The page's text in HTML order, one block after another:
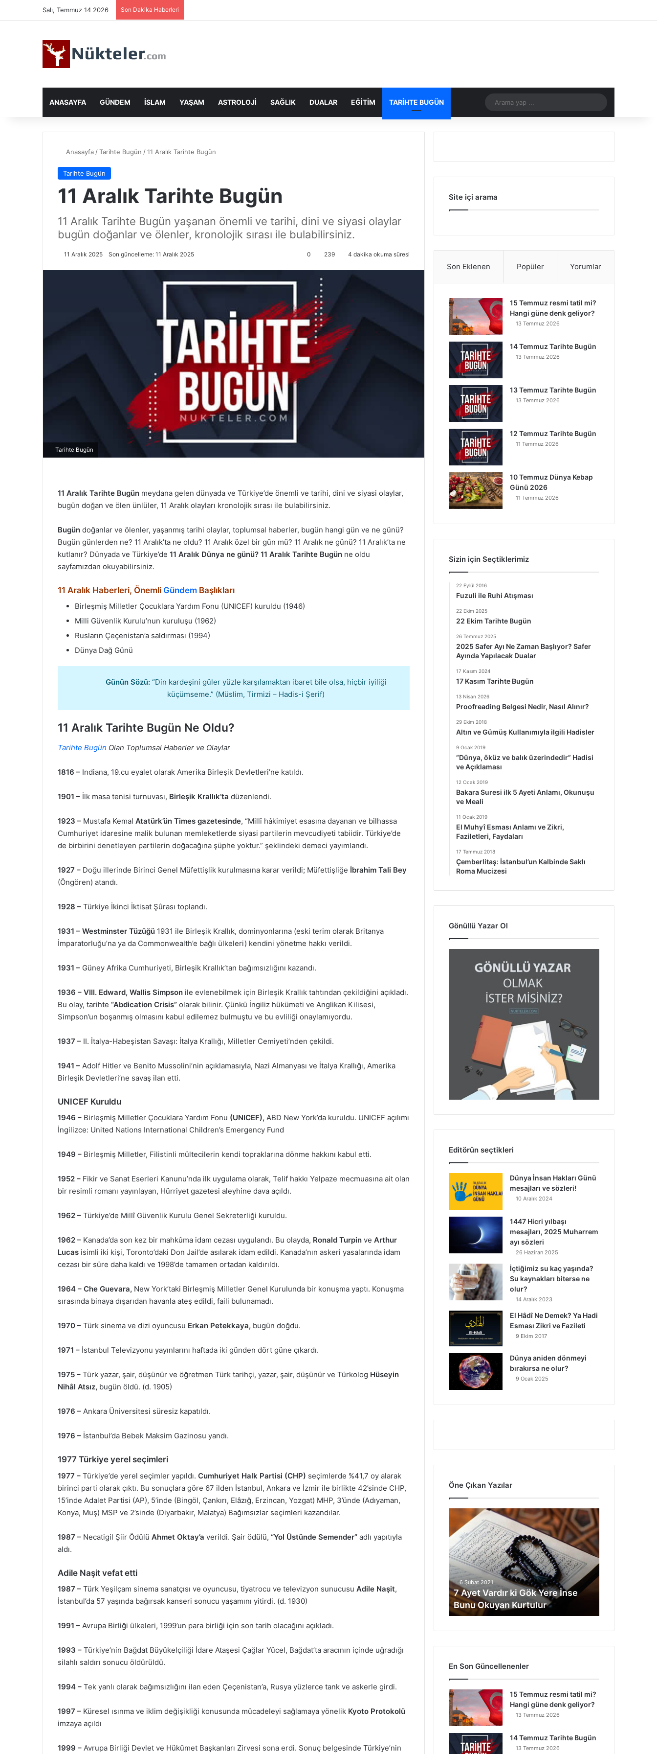
Salı, Temmuz 14 2026 Son Dakika Haberleri
ANASAYFA GÜNDEM İSLAM YAŞAM ASTROLOJI SAĞLIK DUALAR EĞITIM TARIHTE BUGÜN
yap
Anasayfa /Tarihte Bugün /11 Aralık Tarihte Bugün
Tarihte Bugün
11 Aralık Tarihte Bugün
11 Aralık Tarihte Bugün yaşanan önemli ve tarihi, dini ve siyasi olaylar
bugün doğanlar ve ölenler, kronolojik sırası ile bulabilirsiniz.
11 Aralık 2025 Son güncelleme: 11 Aralık 2025 0 239 4 dakika okuma süresi
Tarihte Bugün
11 Aralık Tarihte Bugün meydana gelen dünyada ve Türkiye’de önemli ve tarihi, dini ve siyasi olaylar,
bugün doğan ve ölen ünlüler, 11 Aralık olayları kronolojik sırası ile bulabilirsiniz.
Bugün doğanlar ve ölenler, yaşanmış tarihi olaylar, toplumsal haberler, bugün hangi gün ve ne günü?
Bugün günlerden ne? 11 Aralık’ta ne oldu? 11 Aralık özel bir gün mü? 11 Aralık ne günü? 11 Aralık’ta ne
kutlanır? Dünyada ve Türkiye’de 11 Aralık Dünya ne günü? 11 Aralık Tarihte Bugün ne oldu
sayfamızdan okuyabilirsiniz.
11 Aralık Haberleri, Önemli Gündem Başlıkları
Birleşmiş Milletler Çocuklara Yardım Fonu (UNICEF) kuruldu (1946)
Milli Güvenlik Kurulu’nun kuruluşu (1962)
Rusların Çeçenistan’a saldırması (1994)
Dünya Dağ Günü
Günün Sözü: “Din kardeşini güler yüzle karşılamaktan ibaret bile olsa, hiçbir iyiliği
küçümseme.” (Müslim, Tirmizi – Hadis-i Şerif)
11 Aralık Tarihte Bugün Ne Oldu?
Tarihte Bugün Olan Toplumsal Haberler ve Olaylar
1816 – Indiana, 19.cu eyalet olarak Amerika Birleşik Devletleri’ne katıldı.
1901 – İlk masa tenisi turnuvası, Birleşik Krallık’ta düzenlendi.
1923 – Mustafa Kemal Atatürk’ün Times gazetesinde, “Millî hâkimiyet esasına dayanan ve bilhassa
Cumhuriyet idaresine malik bulunan memleketlerde siyasi partilerin mevcudiyeti tabiidir. Türkiye’de
de birbirini denetleyen partilerin doğacağına şüphe yoktur.” şeklindeki demeci yayımlandı.
1927 – Doğu illerinde Birinci Genel Müfettişlik kurulmasına karar verildi; Müfettişliğe İbrahim Tali Bey
(Öngören) atandı.
1928 – Türkiye İkinci İktisat Şûrası toplandı.
1931 – Westminster Tüzüğü 1931 ile Birleşik Krallık, dominyonlarına (eski terim olarak Britanya
İmparatorluğu’na ya da Commonwealth’e bağlı ülkeleri) kendini yönetme hakkı verildi.
1931 – Güney Afrika Cumhuriyeti, Birleşik Krallık’tan bağımsızlığını kazandı.
1936 – VIII. Edward, Wallis Simpson ile evlenebilmek için Birleşik Krallık tahtından çekildiğini açıkladı.
Bu olay, tarihte “Abdication Crisis” olarak bilinir. Çünkü İngiliz hükümeti ve Anglikan Kilisesi,
Simpson’un boşanmış olmasını kabul edilemez bulmuştu ve bu evliliği onaylamıyordu.
1937 – II. İtalya-Habeşistan Savaşı: İtalya Krallığı, Milletler Cemiyeti’nden çekildi.
1941 – Adolf Hitler ve Benito Mussolini’nin açıklamasıyla, Nazi Almanyası ve İtalya Krallığı, Amerika
Birleşik Devletleri’ne savaş ilan etti.
UNICEF Kuruldu
1946 – Birleşmiş Milletler Çocuklara Yardım Fonu (UNICEF), ABD New York’da kuruldu. UNICEF açılımı
İngilizce: United Nations International Children’s Emergency Fund
1949 – Birleşmiş Milletler, Filistinli mültecilerin kendi topraklarına dönme hakkını kabul etti.
1952 – Fikir ve Sanat Eserleri Kanunu’nda ilk uygulama olarak, Telif hakkı Yelpaze mecmuasına ait olan
bir resimli romanı yayınlayan, Hürriyet gazetesi aleyhine dava açıldı.
1962 – Türkiye’de Millî Güvenlik Kurulu Genel Sekreterliği kuruldu.
1962 – Kanada’da son kez bir mahkûma idam cezası uygulandı. Bu olayda, Ronald Turpin ve Arthur
Lucas isimli iki kişi, Toronto’daki Don Jail’de asılarak idam edildi. Kanada’nın askeri yasalarında idam
cezası bir süre daha kaldı ve 1998’de tamamen ortadan kaldırıldı.
1964 – Che Guevara, New York’taki Birleşmiş Milletler Genel Kurulunda bir konuşma yaptı. Konuşma
sırasında binaya dışarıdan havanla ateş edildi, faili bulunamadı.
1970 – Türk sinema ve dizi oyuncusu Erkan Petekkaya, bugün doğdu.
1971 – İstanbul Televizyonu yayınlarını haftada iki günden dört güne çıkardı.
1975 – Türk yazar, şair, düşünür ve öğretmen Türk tarihçi, yazar, şair, düşünür ve Türkolog Hüseyin
Nihâl Atsız, bugün öldü. (d. 1905)
1976 – Ankara Üniversitesi süresiz kapatıldı.
1976 – İstanbul’da Bebek Maksim Gazinosu yandı.
1977 Türkiye yerel seçimleri
1977 – Türkiye’de yerel seçimler yapıldı. Cumhuriyet Halk Partisi (CHP) seçimlerde %41,7 oy alarak
birinci parti olarak çıktı. Bu sonuçlara göre 67 ilden İstanbul, Ankara ve İzmir ile birlikte 42’sinde CHP,
15’inde Adalet Partisi (AP), 5’inde (Bingöl, Çankırı, Elâzığ, Erzincan, Yozgat) MHP, 3’ünde (Adıyaman,
Konya, Muş) MSP ve 2’sinde (Diyarbakır, Malatya) Bağımsızlar seçimleri kazandılar.
1987 – Necatigil Şiir Ödülü Ahmet Oktay’a verildi. Şair ödülü, “Yol Üstünde Semender” adlı yapıtıyla
aldı.
Adile Naşit vefat etti
1987 – Türk Yeşilçam sinema sanatçısı ve oyuncusu, tiyatrocu ve televizyon sunucusu Adile Naşit,
İstanbul’da 57 yaşında bağırsak kanseri sonucu yaşamını yitirdi. (d. 1930)
1991 – Avrupa Birliği ülkeleri, 1999’un para birliği için son tarih olacağını açıkladı.
1993 – Türkiye’nin Bağdat Büyükelçiliği İdare Ataşesi Çağlar Yücel, Bağdat’ta aracının içinde uğradığı
silahlı saldırı sonucu öldürüldü.
1994 – Tek yanlı olarak bağımsızlığını ilan eden Çeçenistan’a, Rusya yüzlerce tank ve askerle girdi.
1997 – Küresel ısınma ve iklim değişikliği konusunda mücadeleyi sağlamaya yönelik Kyoto Protokolü
imzaya açıldı
1999 – Avrupa Birliği Devlet ve Hükümet Başkanları Zirvesi sona erdi. Sonuç belgesinde Türkiye’nin
Site içi arama
Son Eklenen Popüler Yorumlar
15 Temmuz resmi tatil mi?
Hangi güne denk geliyor?
13 Temmuz 2026
14 Temmuz Tarihte Bugün
13 Temmuz 2026
13 Temmuz Tarihte Bugün
13 Temmuz 2026
12 Temmuz Tarihte Bugün
11 Temmuz 2026
10 Temmuz Dünya Kebap
Günü 2026
11 Temmuz 2026
Sizin için Seçtiklerimiz
22 Eylül 2016
Fuzuli ile Ruhi Atışması
22 Ekim 2025
22 Ekim Tarihte Bugün
26 Temmuz 2025
2025 Safer Ayı Ne Zaman Başlıyor? Safer
Ayında Yapılacak Dualar
17 Kasım 2024
17 Kasım Tarihte Bugün
13 Nisan 2026
Proofreading Belgesi Nedir, Nasıl Alınır?
29 Ekim 2018
Altın ve Gümüş Kullanımıyla ilgili Hadisler
9 Ocak 2019
“Dünya, öküz ve balık üzerindedir” Hadisi
ve Açıklaması
12 Ocak 2019
Bakara Suresi ilk 5 Ayeti Anlamı, Okunuşu
ve Meali
11 Ocak 2019
El Muhyî Esması Anlamı ve Zikri,
Faziletleri, Faydaları
17 Temmuz 2018
Çemberlitaş: İstanbul’un Kalbinde Saklı
Roma Mucizesi
Gönüllü Yazar Ol
Editörün seçtikleri
Dünya İnsan Hakları Günü
mesajları ve sözleri!
10 Aralık 2024
1447 Hicri yılbaşı
mesajları, 2025 Muharrem
ayı sözleri
26 Haziran 2025
İçtiğimiz su kaç yaşında?
Su kaynakları biterse ne
olur?
14 Aralık 2023
El Hâdî Ne Demek? Ya Hadi
Esması Zikri ve Fazileti
9 Ekim 2017
Dünya aniden dönmeyi
bırakırsa ne olur?
9 Ocak 2025
Öne Çıkan Yazılar
y
t
V
d
ı
r
G
k
Y
e
r
e
İ
s
6 Şubat 2021
7 Ayet Vardır ki Gök Yere İnse
Bunu Okuyan Kurtulur
En Son Güncellenenler
15 Temmuz resmi tatil mi?
Hangi güne denk geliyor?
13 Temmuz 2026
14 Temmuz Tarihte Bugün
13 Temmuz 2026